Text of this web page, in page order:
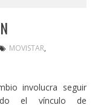
MOVISTAR,
involucra seguir
el vínculo de